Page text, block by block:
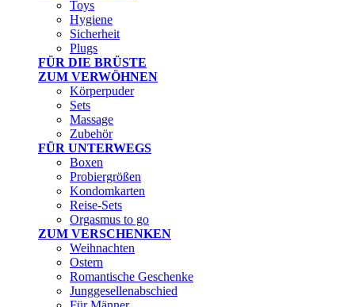
Toys
Hygiene
Sicherheit
Plugs
FÜR DIE BRÜSTE
ZUM VERWÖHNEN
Körperpuder
Sets
Massage
Zubehör
FÜR UNTERWEGS
Boxen
Probiergrößen
Kondomkarten
Reise-Sets
Orgasmus to go
ZUM VERSCHENKEN
Weihnachten
Ostern
Romantische Geschenke
Junggesellenabschied